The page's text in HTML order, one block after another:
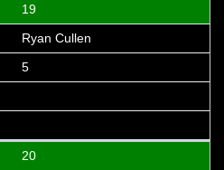
19
Ryan Cullen
5
20